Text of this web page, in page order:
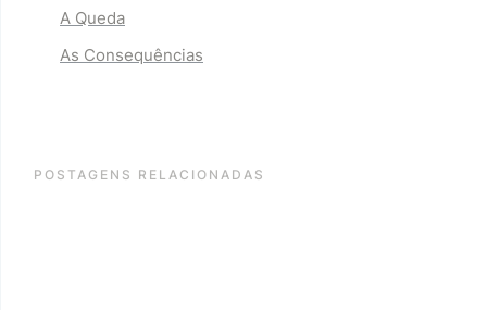
A Queda
As Consequências
POSTAGENS RELACIONADAS